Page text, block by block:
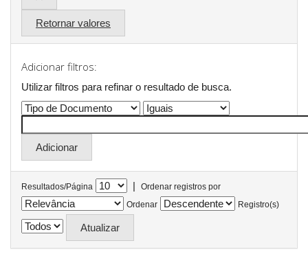
Retornar valores
Adicionar filtros:
Utilizar filtros para refinar o resultado de busca.
Resultados/Página |
Ordenar registros por
Ordenar
Registro(s)